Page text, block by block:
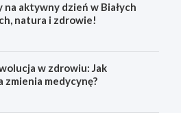
na aktywny dzień w Białych
natura i zdrowie!
w zdrowiu: Jak
zmienia medycynę?